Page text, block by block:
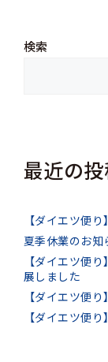
検索
最近の
【ダイエツ便
夏季休業のお知
【ダイエツ便
展しました
【ダイエツ便
【ダイエツ便